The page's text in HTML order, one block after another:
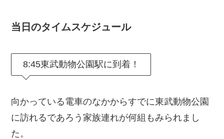
当日のタイムスケジュール
8:45東武動物公園駅に到着！
向かっている電車のなかからすでに東武動物公園
に訪れるであろう家族連れが何組もみられまし
た。